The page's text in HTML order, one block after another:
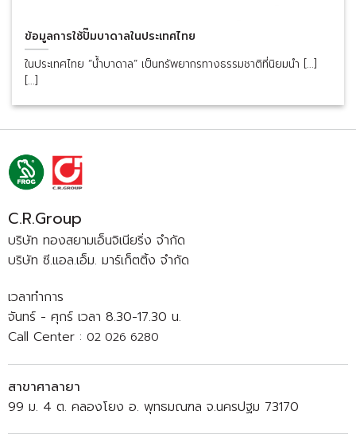
ข้อมูลการใช้ปั๊มบาดาลในประเทศไทย
ในประเทศไทย “น้ำบาดาล” เป็นทรัพยากรทางธรรมชาติที่นิยมนำ [...]
[...]
C.R.Group
บริษัท ทองสยามเอ็นจิเนียริ่ง จำกัด
บริษัท ซี.แอล.เอ็ม. มาร์เก็ตติ้ง จำกัด
เวลาทำการ
จันทร์ - ศุกร์ เวลา 8.30-17.30 น.
Call Center : 02 026 6280
สาขาศาลายา
99 ม. 4 ต. คลองโยง อ. พุทธมณฑล จ.นครปฐม 73170